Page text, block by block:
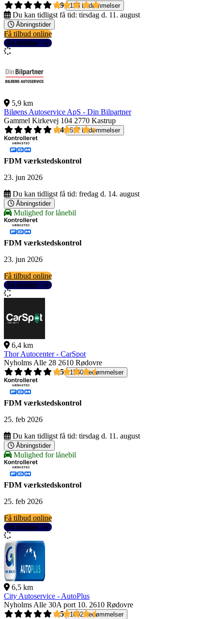
4,9
135 bedømmelser
Du kan tidligst få tid: tirsdag d. 11. august
Åbningstider
Få tilbud online
Se detaljer
5,9 km
Biløens Autoservice ApS - Din Bilpartner
Gammel Kirkevej 104 2770 Kastrup
4,4
517 bedømmelser
FDM værkstedskontrol
23. jun 2026
Du kan tidligst få tid: fredag d. 14. august
Åbningstider
Mulighed for lånebil
FDM værkstedskontrol
23. jun 2026
Få tilbud online
Se detaljer
6,4 km
Thor Autocenter - CarSpot
Nyholms Alle 28 2610 Rødovre
4,5
1560 bedømmelser
FDM værkstedskontrol
25. feb 2026
Du kan tidligst få tid: tirsdag d. 11. august
Åbningstider
Mulighed for lånebil
FDM værkstedskontrol
25. feb 2026
Få tilbud online
Se detaljer
6,5 km
City Autoservice - AutoPlus
Nyholms Alle 30A port 10. 2610 Rødovre
4,5
1092 bedømmelser